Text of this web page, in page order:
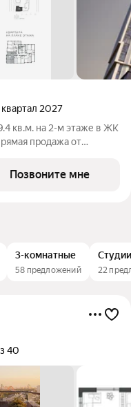
квартал 2027
кв.м. на 2-м этаже в ЖК
продажа от
застройщика
Позвоните мне
3-комнатные
58 предложений
Студии
22
40